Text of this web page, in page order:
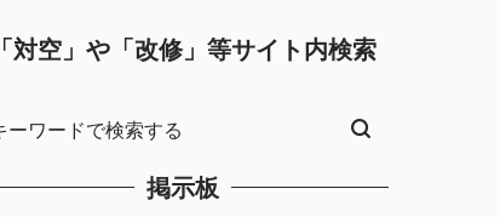
「対空」や「改修」等サイト内検索
掲示板